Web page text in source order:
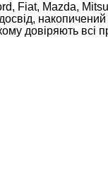
Fiat, Mazda,
накопичений
довіряють всі